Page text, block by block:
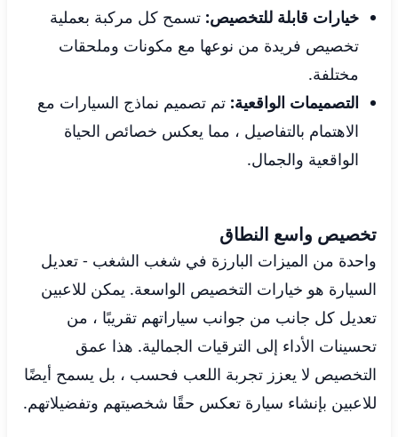
خيارات قابلة للتخصيص: تسمح كل مركبة بعملية
تخصيص فريدة من نوعها مع مكونات وملحقات
مختلفة.
التصميمات الواقعية: تم تصميم نماذج السيارات مع
الاهتمام بالتفاصيل ، مما يعكس خصائص الحياة
الواقعية والجمال.
تخصيص واسع النطاق
واحدة من الميزات البارزة في شغب الشغب - تعديل
السيارة هو خيارات التخصيص الواسعة. يمكن للاعبين
تعديل كل جانب من جوانب سياراتهم تقريبًا ، من
تحسينات الأداء إلى الترقيات الجمالية. هذا عمق
التخصيص لا يعزز تجربة اللعب فحسب ، بل يسمح أيضًا
للاعبين بإنشاء سيارة تعكس حقًا شخصيتهم وتفضيلاتهم.